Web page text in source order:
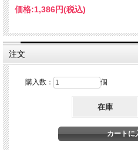
て、クラプトンをアップで正面から捉え
メンバーのアップと、コロコロ被写体が
える内容です。音声も非常にクリアなス
く問題ありません。2013年と言えば、ク
してから50年という区切りの年で、それを
施された年でした。当時のクラプトンは68
ストーンの3月14日号に掲載されたインタ
言をし、波紋を巻き起こしたのです。「
のJ.J.ケイルの発言から一節を拝借するよ
ね。もちろん演奏自体や1回限りのライブ
と思うよ。（後略）」。ファンは慌てまし
らばこのツアーが最後になるかもしれな
はツアーを続けています。年齢と共にや
価格:1,386円(税込)
注文
購入数： 個
在庫